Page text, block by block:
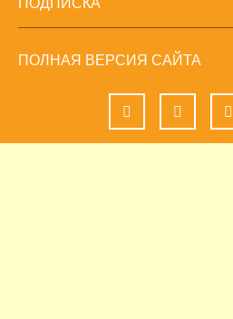
ПОДПИСКА
ПОЛНАЯ ВЕРСИЯ САЙТА